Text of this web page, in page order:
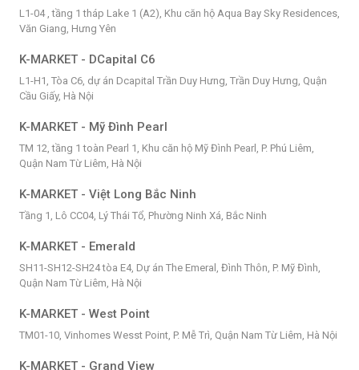
L1-04 , tầng 1 tháp Lake 1 (A2), Khu căn hộ Aqua Bay Sky Residences,
Văn Giang, Hưng Yên
K-MARKET - DCapital C6
L1-H1, Tòa C6, dự án Dcapital Trần Duy Hưng, Trần Duy Hưng, Quận
Cầu Giấy, Hà Nội
K-MARKET - Mỹ Đình Pearl
TM 12, tầng 1 toàn Pearl 1, Khu căn hộ Mỹ Đình Pearl, P. Phú Liêm,
Quận Nam Từ Liêm, Hà Nội
K-MARKET - Việt Long Bắc Ninh
Tầng 1, Lô CC04, Lý Thái Tổ, Phường Ninh Xá, Bắc Ninh
K-MARKET - Emerald
SH11-SH12-SH24 tòa E4, Dự án The Emeral, Đình Thôn, P. Mỹ Đình,
Quận Nam Từ Liêm, Hà Nội
K-MARKET - West Point
TM01-10, Vinhomes Wesst Point, P. Mễ Trì, Quận Nam Từ Liêm, Hà Nội
K-MARKET - Grand View